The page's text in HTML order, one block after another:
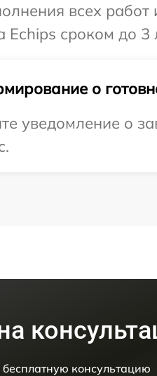
всех
Echips сроком до 3
о
уведомление о
консультацию